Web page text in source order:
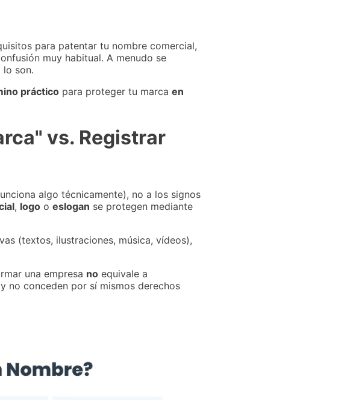
para patentar tu nombre comercial,
muy habitual. A menudo se
lo son.
práctico para proteger tu marca en
vs. Registrar
algo técnicamente), no a los signos
, logo o eslogan se protegen mediante
(textos, ilustraciones, música, vídeos),
una empresa no equivale a
no conceden por sí mismos derechos